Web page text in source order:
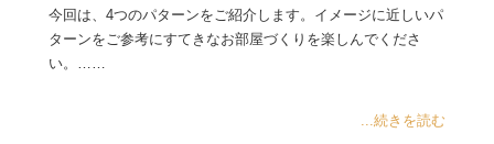
今回は、4つのパターンをご紹介します。イメージに近しいパ
ターンをご参考にすてきなお部屋づくりを楽しんでくださ
い。……
...続きを読む